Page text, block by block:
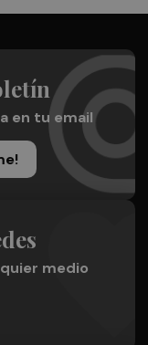
en tu email
medio